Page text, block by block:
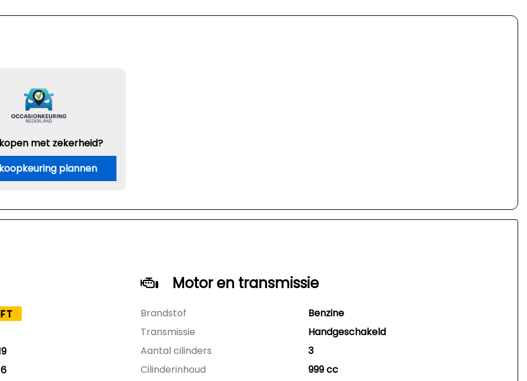
met zekerheid?
plannen
Motor en transmissie
Brandstof
Benzine
Transmissie
Handgeschakeld
Aantal cilinders
3
Cilinderinhoud
999 cc